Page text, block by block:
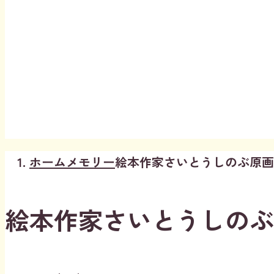
ホームメモリー絵本作家さいとうしのぶ原
絵本作家さいとうしの